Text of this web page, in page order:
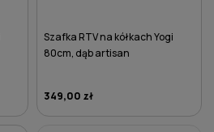
Szafka RTV na kółkach Yogi
80cm, dąb artisan
349,00 zł